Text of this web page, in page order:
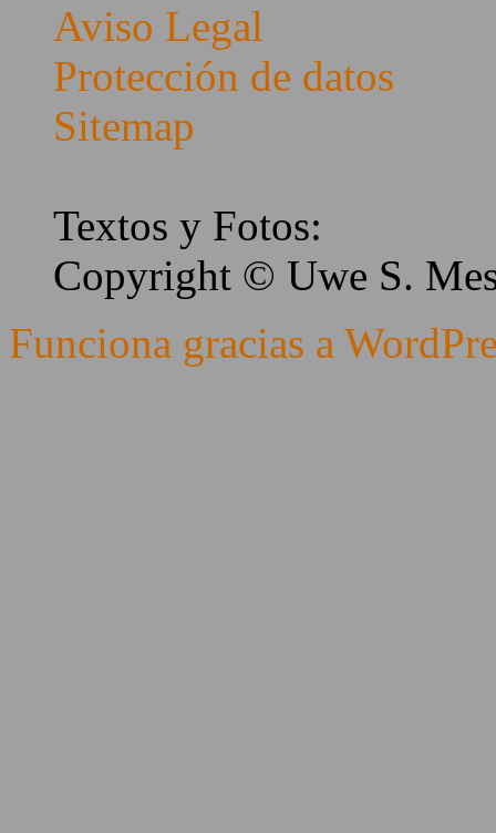
Aviso Legal
Protección de datos
Sitemap
Textos y Fotos:
Copyright © Uwe S.
Funciona gracias a